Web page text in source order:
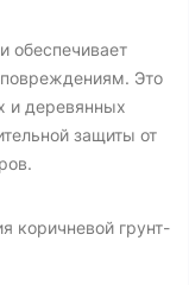
обеспечивает
Это
и деревянных
защиты от
коричневой грунт-